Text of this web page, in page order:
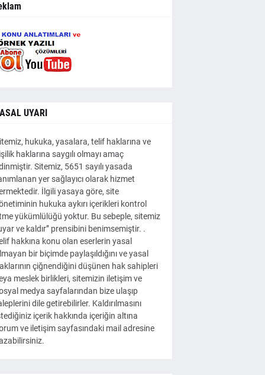
UYARI
hukuka, yasalara, telif haklarına ve
haklarına saygılı olmayı amaç
Sitemiz, 5651 sayılı yasada
yer sağlayıcı olarak hizmet
İlgili yasaya göre, site
hukuka aykırı içerikleri kontrol
yükümlülüğü yoktur. Bu sebeple, sitemiz
ve kaldır” prensibini benimsemiştir. .
hakkına konu olan eserlerin yasal
bir biçimde paylaşıldığını ve yasal
çiğnendiğini düşünen hak sahipleri
meslek birlikleri, sitemizin iletişim ve
medya sayfalarından bize ulaşıp
dile getirebilirler. Kaldırılmasını
içerik hakkında içeriğin altına
ve iletişim sayfasındaki mail adresine